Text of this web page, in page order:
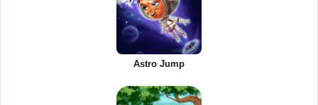
Astro Jump